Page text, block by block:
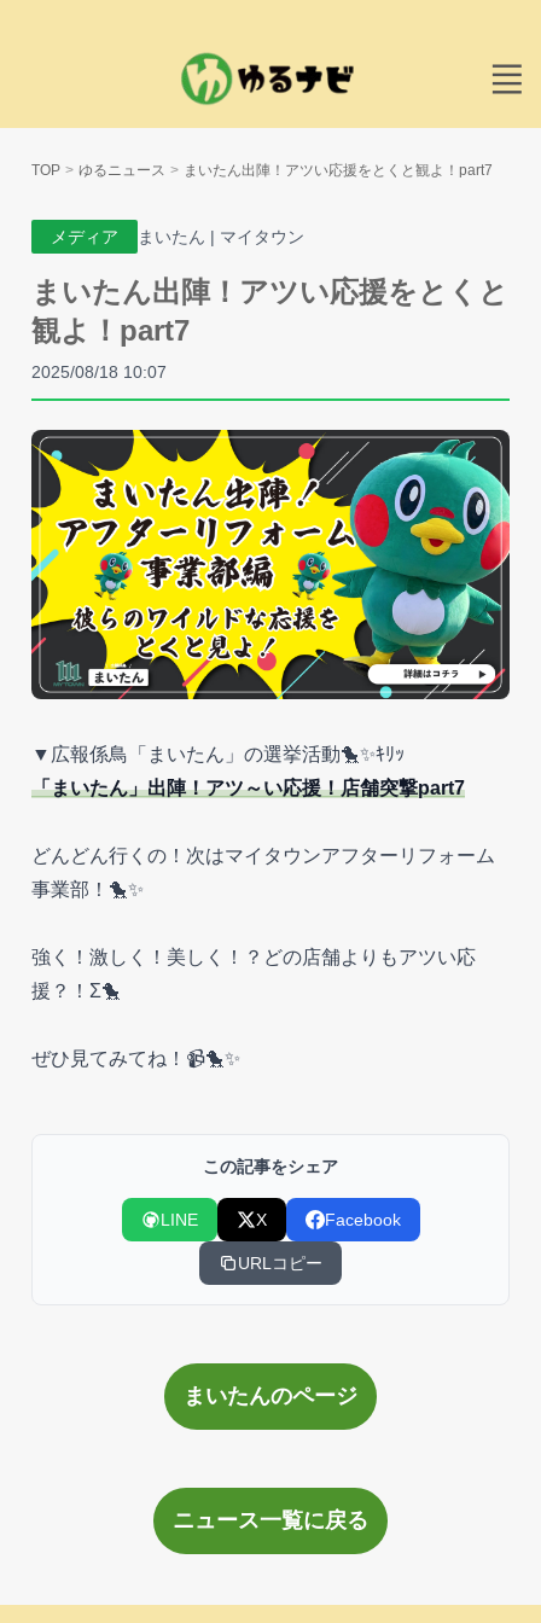
TOP ゆるニュース まいたん出陣！アツい応援をとくと観よ！part7
メディア まいたん | マイタウン
まいたん出陣！アツい応援をとくと
観よ！part7
2025/08/18 10:07
▼広報係鳥「まいたん」の選挙活動🐤✨ｷﾘｯ
「まいたん」出陣！アツ～い応援！店舗突撃part7
どんどん行くの！次はマイタウンアフターリフォーム
事業部！🐤✨
強く！激しく！美しく！？どの店舗よりもアツい応
援？！Σ🐤
ぜひ見てみてね！📹🐤✨
この記事をシェア
LINE X Facebook
URLコピー
まいたんのページ
ニュース一覧に戻る